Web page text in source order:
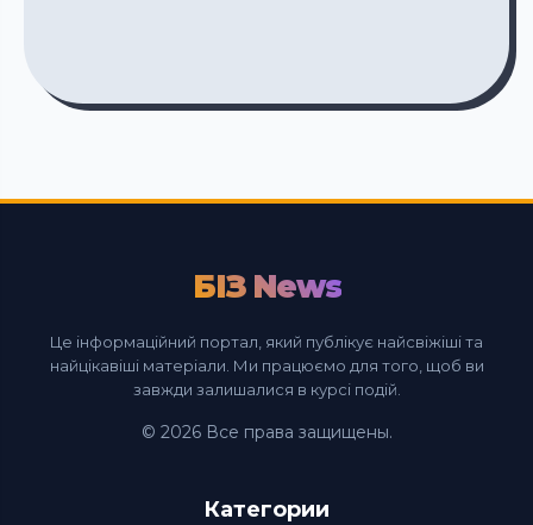
БІЗ News
Це інформаційний портал, який публікує найсвіжіші та
найцікавіші матеріали. Ми працюємо для того, щоб ви
завжди залишалися в курсі подій.
© 2026 Все права защищены.
Категории